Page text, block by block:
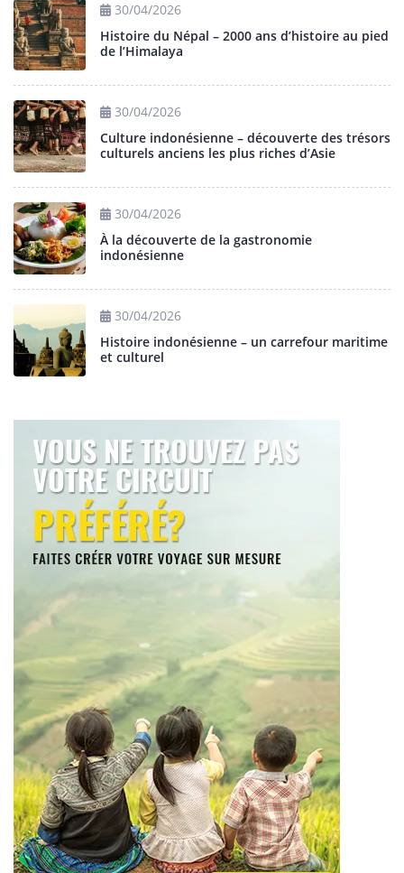
30/04/2026
Histoire du Népal – 2000 ans d’histoire au pied
de l’Himalaya
30/04/2026
Culture indonésienne – découverte des trésors
culturels anciens les plus riches d’Asie
30/04/2026
À la découverte de la gastronomie
indonésienne
30/04/2026
Histoire indonésienne – un carrefour maritime
et culturel